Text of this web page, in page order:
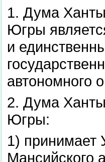
1. Дума
Югры
и
автономного
2. Дума
Югры:
1) принимает
Мансийского